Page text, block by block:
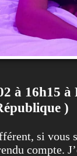
à 16h15 à
)
si vous
compte.